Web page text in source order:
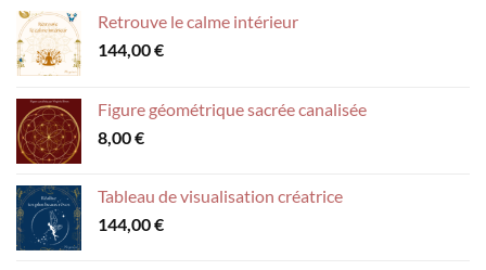
Retrouve le calme intérieur
144,00€
Figure géométrique sacrée canalisée
8,00€
Tableau de visualisation créatrice
144,00€